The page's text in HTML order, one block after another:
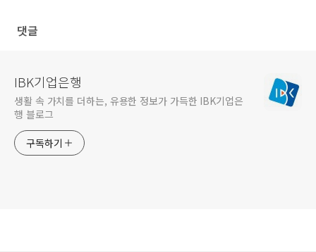
댓글
IBK기업은행
생활 속 가치를 더하는, 유용한 정보가 가득한 IBK기업은
행 블로그
구독하기